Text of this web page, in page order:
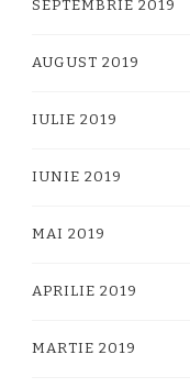
SEPTEMBRIE 2019
AUGUST 2019
IULIE 2019
IUNIE 2019
MAI 2019
APRILIE 2019
MARTIE 2019